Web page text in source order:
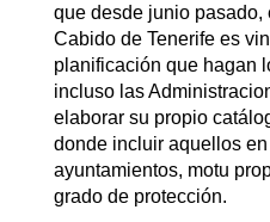
que desde junio pasado,
Cabido de Tenerife es
planificación que hagan
incluso las
elaborar su propio
donde incluir aquellos
ayuntamientos, motu
grado de protección.